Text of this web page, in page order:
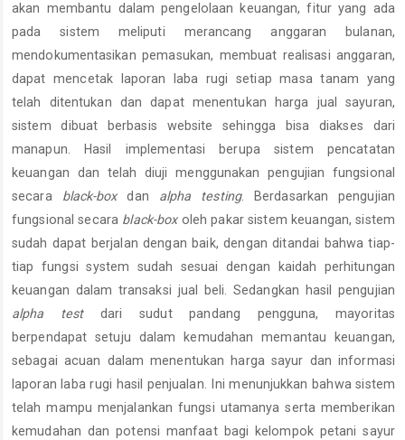
akan membantu dalam pengelolaan keuangan, fitur yang ada
pada sistem meliputi merancang anggaran bulanan,
mendokumentasikan pemasukan, membuat realisasi anggaran,
dapat mencetak laporan laba rugi setiap masa tanam yang
telah ditentukan dan dapat menentukan harga jual sayuran,
sistem dibuat berbasis website sehingga bisa diakses dari
manapun. Hasil implementasi berupa sistem pencatatan
keuangan dan telah diuji menggunakan pengujian fungsional
secara black-boxdan alpha testing. Berdasarkan pengujian
fungsional secara black-boxoleh pakar sistem keuangan, sistem
sudah dapat berjalan dengan baik, dengan ditandai bahwa tiap-
tiap fungsi system sudah sesuai dengan kaidah perhitungan
keuangan dalam transaksi jual beli. Sedangkan hasil pengujian
alpha testdari sudut pandang pengguna, mayoritas
berpendapat setuju dalam kemudahan memantau keuangan,
sebagai acuan dalam menentukan harga sayur dan informasi
laporan laba rugi hasil penjualan. Ini menunjukkan bahwa sistem
telah mampu menjalankan fungsi utamanya serta memberikan
kemudahan dan potensi manfaat bagi kelompok petani sayur